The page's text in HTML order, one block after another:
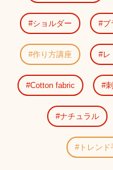
ショルダー ブ
作り方講座 レ
Cotton fabric
ナチュラル
トレンド